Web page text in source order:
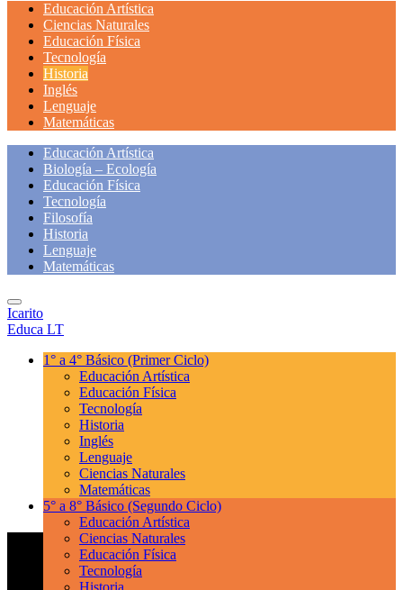
Educación Artística
Ciencias Naturales
Educación Física
Tecnología
Historia
Inglés
Lenguaje
Matemáticas
Educación Artística
Biología – Ecología
Educación Física
Tecnología
Filosofía
Historia
Lenguaje
Matemáticas
Icarito
Educa LT
1° a 4° Básico (Primer Ciclo)
Educación Artística
Educación Física
Tecnología
Historia
Inglés
Lenguaje
Ciencias Naturales
Matemáticas
5° a 8° Básico (Segundo Ciclo)
Educación Artística
Ciencias Naturales
Educación Física
Tecnología
Historia